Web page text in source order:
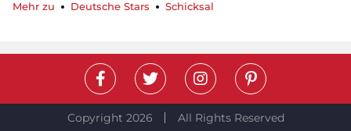
Mehr zu Deutsche Stars Schicksal
Copyright 2026 All Rights Reserved